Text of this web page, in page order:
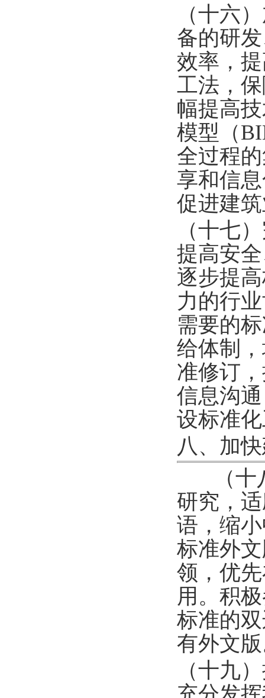
（十六
备的研
效率，
工法，
幅提高
模型（
全过程
享和信
促进建
（十七
提高安
逐步提
力的行
需要的
给体制
准修订
信息沟
设标准
八、加
（
研究，
语，缩
标准外
领，优
用。积
标准的
有外文
（十九